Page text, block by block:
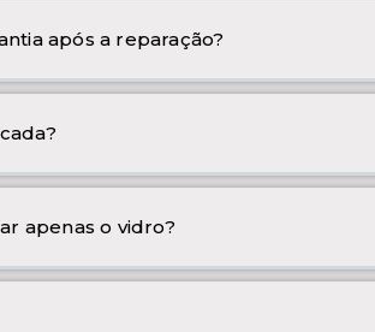
após a reparação?
apenas o vidro?